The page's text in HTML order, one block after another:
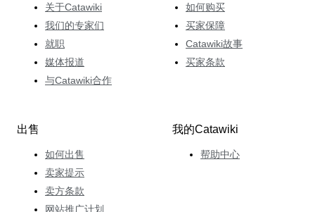
关于Catawiki
我们的专家们
就职
媒体报道
与Catawiki合作
如何购买
买家保障
Catawiki故事
买家条款
出售
如何出售
卖家提示
卖方条款
网站推广计划
我的Catawiki
帮助中心